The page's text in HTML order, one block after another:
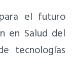
el futuro
en Salud del
tecnologías